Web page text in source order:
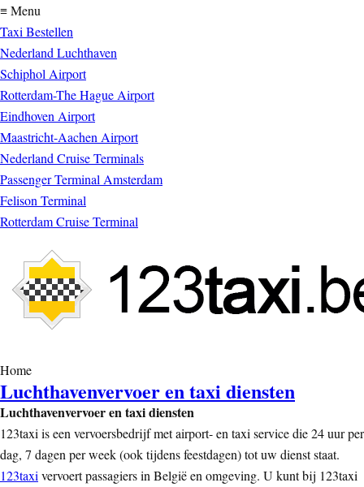
≡ Menu
Taxi Bestellen
Nederland Luchthaven
Schiphol Airport
Rotterdam-The Hague Airport
Eindhoven Airport
Maastricht-Aachen Airport
Nederland Cruise Terminals
Passenger Terminal Amsterdam
Felison Terminal
Rotterdam Cruise Terminal
Home
Luchthavenvervoer en taxi diensten
Luchthavenvervoer en taxi diensten
123taxi is een vervoersbedrijf met airport- en taxi service die 24 uur per
dag, 7 dagen per week (ook tijdens feestdagen) tot uw dienst staat.
123taxi vervoert passagiers in België en omgeving. U kunt bij 123taxi